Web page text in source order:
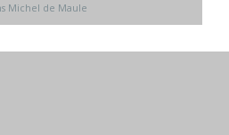
Michel de Maule